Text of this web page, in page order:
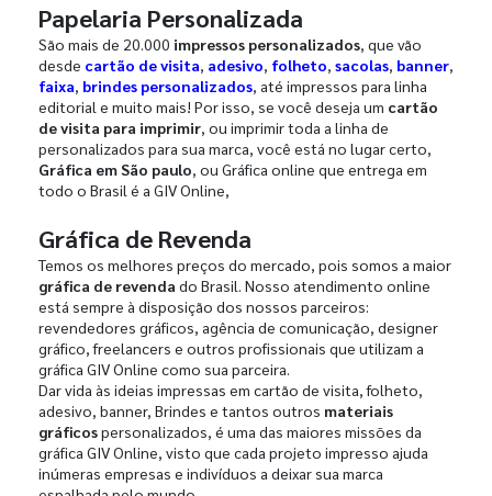
Papelaria Personalizada
São mais de 20.000 impressos personalizados, que vão
desde cartão de visita, adesivo, folheto, sacolas, banner,
faixa, brindes personalizados, até impressos para linha
editorial e muito mais! Por isso, se você deseja um cartão
de visita para imprimir, ou imprimir toda a linha de
personalizados para sua marca, você está no lugar certo,
Gráfica em São paulo, ou Gráfica online que entrega em
todo o Brasil é a GIV Online,
Gráfica de Revenda
Temos os melhores preços do mercado, pois somos a maior
gráfica de revenda do Brasil. Nosso atendimento online
está sempre à disposição dos nossos parceiros:
revendedores gráficos, agência de comunicação, designer
gráfico, freelancers e outros profissionais que utilizam a
gráfica GIV Online como sua parceira.
Dar vida às ideias impressas em cartão de visita, folheto,
adesivo, banner, Brindes e tantos outros materiais
gráficospersonalizados, é uma das maiores missões da
gráfica GIV Online, visto que cada projeto impresso ajuda
inúmeras empresas e indivíduos a deixar sua marca